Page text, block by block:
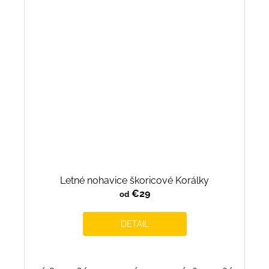
Letné nohavice škoricové Korálky
od€29
DETAIL